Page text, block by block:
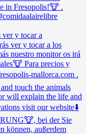
y tocar a